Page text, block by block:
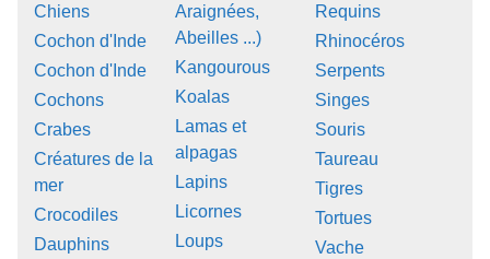
Chiens
Cochon d'Inde
Cochon d'Inde
Cochons
Crabes
Créatures de la
mer
Crocodiles
Dauphins
Araignées,
Abeilles ...)
Kangourous
Koalas
Lamas et
alpagas
Lapins
Licornes
Loups
Requins
Rhinocéros
Serpents
Singes
Souris
Taureau
Tigres
Tortues
Vache